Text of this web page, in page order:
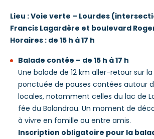
Lieu : Voie verte – Lourdes
Francis Lagardère et boulevard
Horaires : de 15 h à 17 h
Balade contée – de 15 h à 17 h
Une balade de 12 km aller-retour sur
ponctuée de pauses contées autour
locales, notamment celles du lac de
fée du Balandrau. Un moment de
à vivre en famille ou entre amis.
Inscription obligatoire pour la